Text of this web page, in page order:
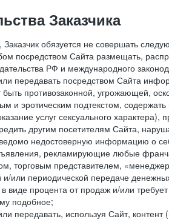
Заказчика
обязуется не совершать
посредством Сайта размещать,
РФ и международного
передавать посредством Сайта
противозаконной, угрожающей,
и эротическим подтекстом,
услуг сексуального
другим посетителям Сайта,
недостоверную информацию о
рекламирующие любые
торговым представителем,
и/или периодической передаче
в виде процента от продаж и/или
подобное;
передавать, используя Сайт,